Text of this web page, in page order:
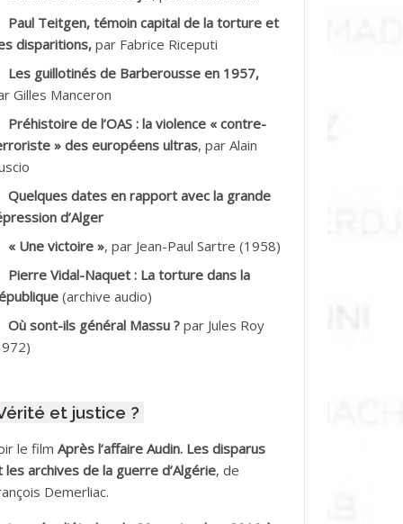
Ramdane *
Baghdad*
Boualem*
Rachid
Omar
Vve AIT SAADA
Mohamed Akli
Paul Teitgen, témoin capital de la torture et
disparitions, par Fabrice Riceputi
Les guillotinés de Barberousse en 1957,
Gilles Manceron
Préhistoire de l’OAS : la violence « contre-
» des européens ultras, par Alain
Quelques dates en rapport avec la grande
d’Alger
« Une victoire », par Jean-Paul Sartre (1958)
Pierre Vidal-Naquet : La torture dans la
(archive audio)
Où sont-ils général Massu ? par Jules Roy
et justice ?
le film Après l’affaire Audin. Les disparus
les archives de la guerre d’Algérie, de
Demerliac.